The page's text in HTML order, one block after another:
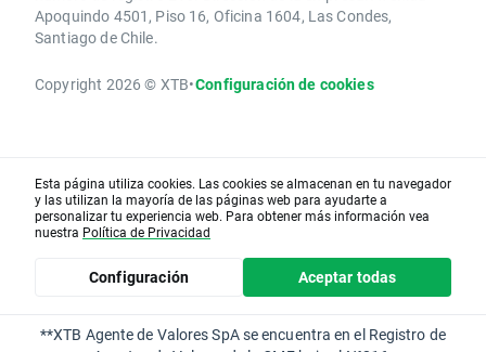
Apoquindo 4501, Piso 16, Oficina 1604, Las Condes,
Santiago de Chile.
Copyright 2026 © XTB•Configuración de cookies
Esta página utiliza cookies. Las cookies se almacenan en tu navegador
y las utilizan la mayoría de las páginas web para ayudarte a
personalizar tu experiencia web. Para obtener más información vea
nuestra Política de Privacidad
Configuración Aceptar todas
**XTB Agente de Valores SpA se encuentra en el Registro de